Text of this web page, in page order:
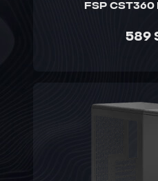
FSP CST360
589